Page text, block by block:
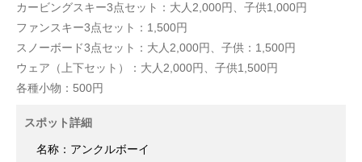
カービングスキー3点セット：大人2,000円、子供1,000円
ファンスキー3点セット：1,500円
スノーボード3点セット：大人2,000円、子供：1,500円
ウェア（上下セット）：大人2,000円、子供1,500円
各種小物：500円
スポット詳細
名称：アンクルボーイ